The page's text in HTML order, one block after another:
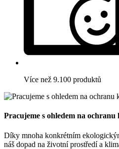
Více než 9.100 produktů
Pracujeme s ohledem na ochranu
Díky mnoha konkrétním
náš dopad na životní prostředí a